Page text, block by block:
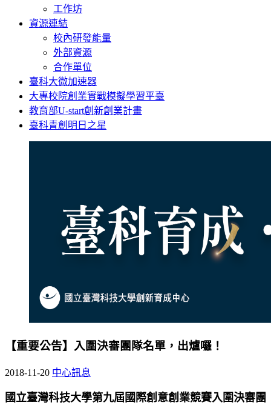
工作坊
資源連結
校內研發能量
外部資源
合作單位
臺科大微加速器
大專校院創業實戰模擬學習平臺
教育部U-start創新創業計畫
臺科青創明日之星
【重要公告】入圍決審團隊名單，出爐囉！
2018-11-20 中心訊息
國立臺灣科技大學第九屆國際創意創業競賽入圍決審團